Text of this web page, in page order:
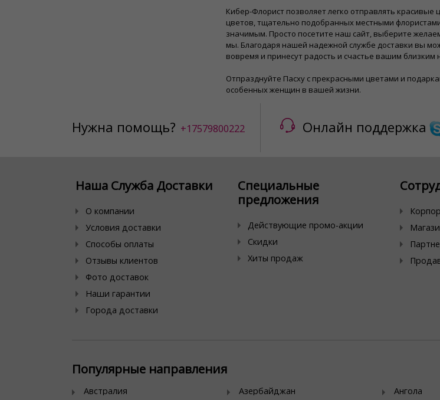
Кибер-Флорист позволяет легко отправлять
цветов, тщательно подобранных местными
значимым. Просто посетите наш сайт, выберите
мы. Благодаря нашей надежной службе доставки вы
вовремя и принесут радость и счастье вашим близким
Отпразднуйте Пасху с прекрасными цветами и
особенных женщин в вашей жизни.
Нужна помощь? +17579800222 Онлайн поддержка
Наша Служба Доставки
О компании
Условия доставки
Способы оплаты
Отзывы клиентов
Фото доставок
Наши гарантии
Города доставки
Специальные
предложения
Действующие промо-акции
Скидки
Хиты продаж
Популярные направления
Австралия Азербайджан Ангола